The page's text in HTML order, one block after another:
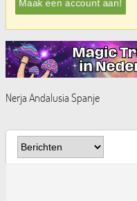
Maak een account aan!
Nerja Andalusia Spanje